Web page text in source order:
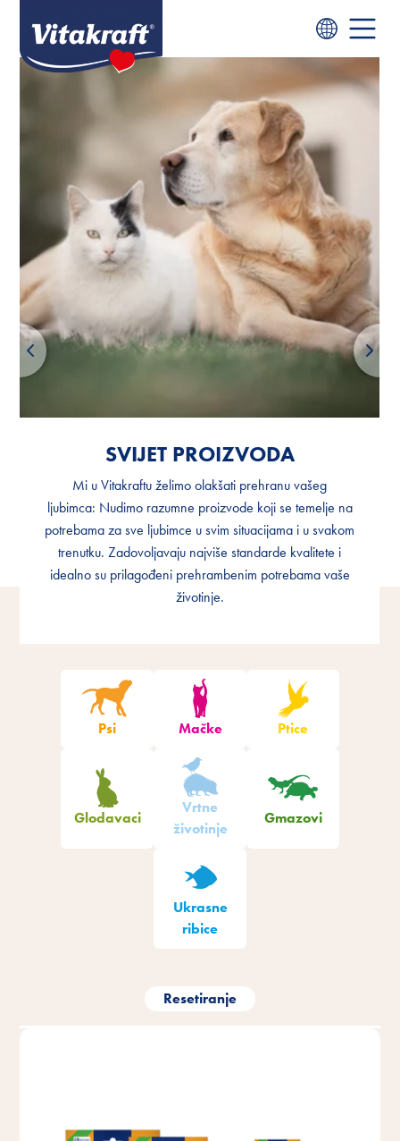
SVIJET PROIZVODA
Mi u Vitakraftu želimo olakšati prehranu vašeg
ljubimca: Nudimo razumne proizvode koji se temelje na
potrebama za sve ljubimce u svim situacijama i u svakom
trenutku. Zadovoljavaju najviše standarde kvalitete i
idealno su prilagođeni prehrambenim potrebama vaše
životinje.
SVIJET PROIZVODA
Mi u Vitakraftu želimo olakšati prehranu vašeg
ljubimca: Nudimo razumne proizvode koji se temelje na
potrebama za sve ljubimce u svim situacijama i u svakom
trenutku. Zadovoljavaju najviše standarde kvalitete i
idealno su prilagođeni prehrambenim potrebama vaše
životinje.
Psi Mačke Ptice
Glodavaci
Vrtne
životinje
Gmazovi
Ukrasne
ribice
Resetiranje